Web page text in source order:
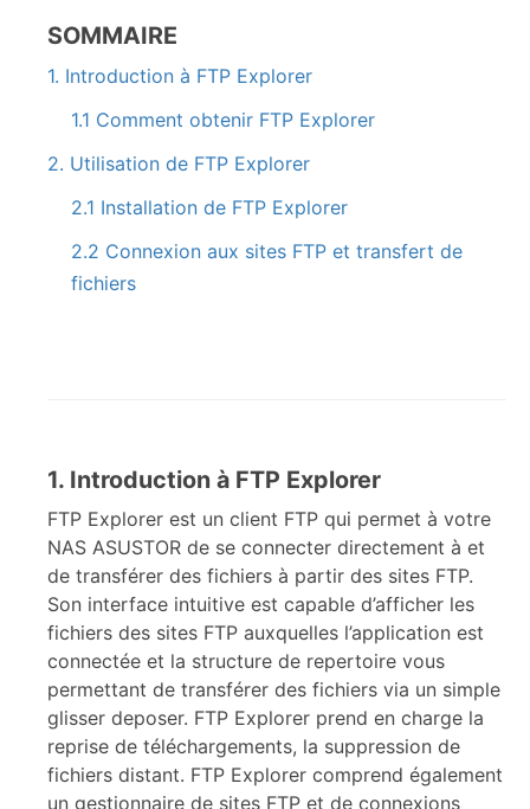
SOMMAIRE
1. Introduction à FTP Explorer
1.1 Comment obtenir FTP Explorer
2. Utilisation de FTP Explorer
2.1 Installation de FTP Explorer
2.2 Connexion aux sites FTP et transfert de
fichiers
1. Introduction à FTP Explorer
FTP Explorer est un client FTP qui permet à votre
NAS ASUSTOR de se connecter directement à et
de transférer des fichiers à partir des sites FTP.
Son interface intuitive est capable d’afficher les
fichiers des sites FTP auxquelles l’application est
connectée et la structure de repertoire vous
permettant de transférer des fichiers via un simple
glisser deposer. FTP Explorer prend en charge la
reprise de téléchargements, la suppression de
fichiers distant. FTP Explorer comprend également
un gestionnaire de sites FTP et de connexions